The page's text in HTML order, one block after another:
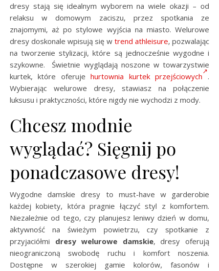
dresy stają się idealnym wyborem na wiele okazji – od
relaksu w domowym zaciszu, przez spotkania ze
znajomymi, aż po stylowe wyjścia na miasto. Welurowe
dresy doskonale wpisują się w trend athleisure, pozwalając
na tworzenie stylizacji, które są jednocześnie wygodne i
szykowne. Świetnie wyglądają noszone w towarzystwie
kurtek, które oferujehurtownia kurtek przejściowych
.
Wybierając welurowe dresy, stawiasz na połączenie
luksusu i praktyczności, które nigdy nie wychodzi z mody.
Chcesz modnie
wyglądać? Sięgnij po
ponadczasowe dresy!
Wygodne damskie dresy to must-have w garderobie
każdej kobiety, która pragnie łączyć styl z komfortem.
Niezależnie od tego, czy planujesz leniwy dzień w domu,
aktywność na świeżym powietrzu, czy spotkanie z
przyjaciółmi dresy welurowe damskie, dresy oferują
nieograniczoną swobodę ruchu i komfort noszenia.
Dostępne w szerokiej gamie kolorów, fasonów i